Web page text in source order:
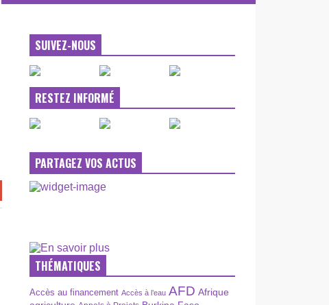
SUIVEZ-NOUS
RESTEZ INFORMÉ
PARTAGEZ VOS ACTUS
THÉMATIQUES
Accès au financement Accès à l’eau AFD Afrique